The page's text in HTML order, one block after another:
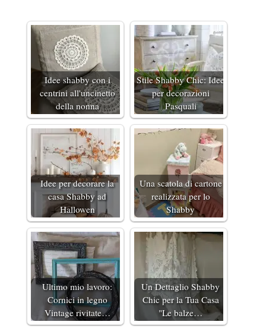
Idee shabby con i
centrini all'uncinetto
della nonna
Stile Shabby Chic: Idee
per decorazioni
Pasquali
Idee per decorare la
casa Shabby ad
Hallowen
Una scatola di cartone
realizzata per lo
Shabby
Ultimo mio lavoro:
Cornici in legno
Vintage rivitate…
Un Dettaglio Shabby
Chic per la Tua Casa
"Le balze…